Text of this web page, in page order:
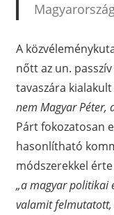
A
nőtt az un.
tavaszára
nem Magyar Péter,
Párt fokozatosan
hasonlítható
módszerekkel
„a magyar politikai
valamit felmutatott,